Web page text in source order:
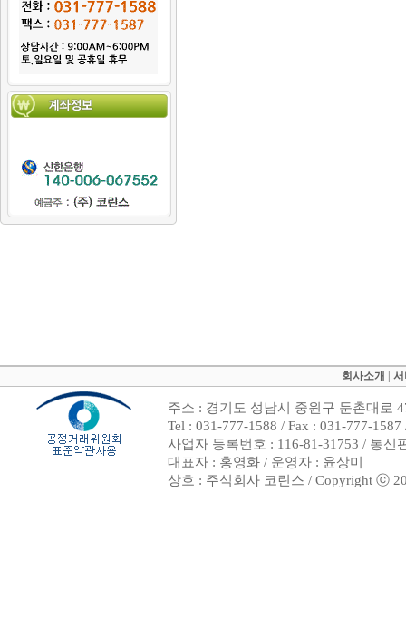
회사소개
주소 : 경기도 성남시 중원구 둔촌대로
Tel : 031-777-1588 / Fax : 031-777-
사업자 등록번호 : 116-81-31753 / 통신
대표자 : 홍영화 / 운영자 : 윤상미
상호 : 주식회사 코린스 / Copyright ⓒ